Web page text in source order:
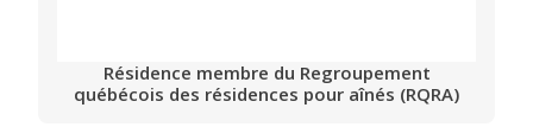
Résidence membre du Regroupement
québécois des résidences pour aînés (RQRA)